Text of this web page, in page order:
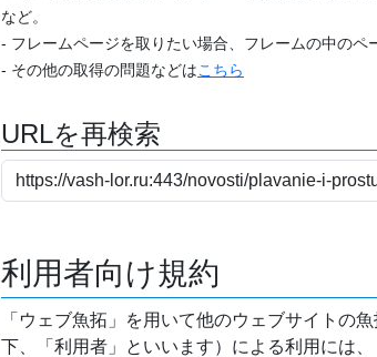
など。
- フレームページを取りたい場合、フレームの中のペ
- その他の取得の問題などはこちら
URLを再検索
利用者向け規約
「ウェブ魚拓」を用いて他のウェブサイトの
下、「利用者」といいます）による利用には